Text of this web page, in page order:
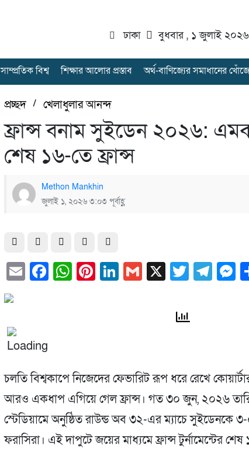
ঢাকা বুধবার , ১ জুলাই ২০২৬
সাম্প্রতিক বিশ্ব শিক্ষার আলোর প্রস্তাব অর্থ-বাণিজ্যের সমাধানের খোঁজে
প্রচ্ছদ/খেলাধুলার আনন্দ
ফ্রান্স বনাম সুইডেন ২০২৬:
শেষ ১৬-তে ফ্রান্স
Methon Mankhin
জুলাই ১, ২০২৬ ৩:০৩ পূর্বাহ্ণ
EmailFacebook
WhatsApp
Pinterest
LinkedIn
Gmail
X Twitter
চলতি বিশ্বকাপে নিজেদের ফেভারিট রূপ ধরে রেখে
আরও একধাপ এগিয়ে গেল ফ্রান্স। গত ৩০ জুন, ২০২৬
স্টেডিয়ামে অনুষ্ঠিত রাউন্ড অব ৩২-এর ম্যাচে সুইডেনকে
ফরাসিরা। এই দাপুটে জয়ের মাধ্যমে ফ্রান্স টুর্নামেন্টের